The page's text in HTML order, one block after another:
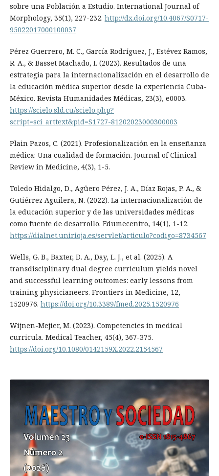
sobre una Población a Estudio. International Journal of
Morphology, 35(1), 227-232. http://dx.doi.org/10.4067/S0717-
95022017000100037
Pérez Guerrero, M. C., García Rodríguez, J., Estévez Ramos,
R. A., & Basset Machado, I. (2023). Resultados de una
estrategia para la internacionalización en el desarrollo de
la educación médica superior desde la experiencia Cuba-
México. Revista Humanidades Médicas, 23(3), e0003.
https://scielo.sld.cu/scielo.php?
script=sci_arttext&pid=S1727-81202023000300003
Plain Pazos, C. (2021). Profesionalización en la enseñanza
médica: Una cualidad de formación. Journal of Clinical
Review in Medicine, 4(3), 1-5.
Toledo Hidalgo, D., Agüero Pérez, J. A., Díaz Rojas, P. A., &
Gutiérrez Aguilera, N. (2022). La internacionalización de
la educación superior y de las universidades médicas
como fuente de desarrollo. Edumecentro, 14(1), 1-12.
https://dialnet.unirioja.es/servlet/articulo?codigo=8734567
Wells, G. B., Baxter, D. A., Day, L. J., et al. (2025). A
transdisciplinary dual degree curriculum yields novel
and successful learning outcomes: early lessons from
training physicianeers. Frontiers in Medicine, 12,
1520976. https://doi.org/10.3389/fmed.2025.1520976
Wijnen-Mejier, M. (2023). Competencies in medical
curricula. Medical Teacher, 45(4), 367-375.
https://doi.org/10.1080/0142159X.2022.2154567